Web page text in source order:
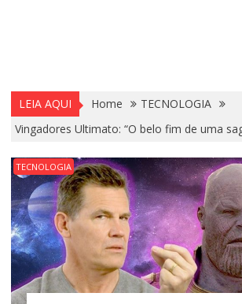
LEIA AQUI Home
TECNOLOGIA
Vingadores Ultimato: “O belo fim de uma
TECNOLOGIA